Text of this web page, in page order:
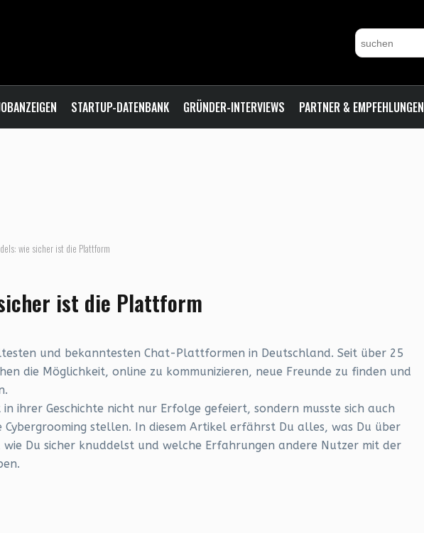
STARTUP-DATENBANK GRÜNDER-INTERVIEWS PARTNER & EMPFEHLUNGEN
wie sicher ist die Plattform
ist die Plattform
und bekanntesten Chat-Plattformen in Deutschland. Seit über 25
die Möglichkeit, online zu kommunizieren, neue Freunde zu finden und
ihrer Geschichte nicht nur Erfolge gefeiert, sondern musste sich auch
Cybergrooming stellen. In diesem Artikel erfährst Du alles, was Du über
wie Du sicher knuddelst und welche Erfahrungen andere Nutzer mit der